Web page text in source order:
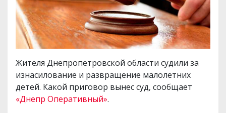
Жителя Днепропетровской области судили за
изнасилование и развращение малолетних
детей. Какой приговор вынес суд, сообщает
«Днепр Оперативный».